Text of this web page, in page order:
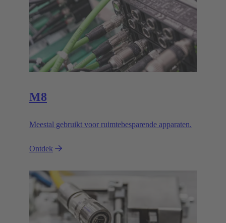
M8
Meestal gebruikt voor ruimtebesparende apparaten.
Ontdek